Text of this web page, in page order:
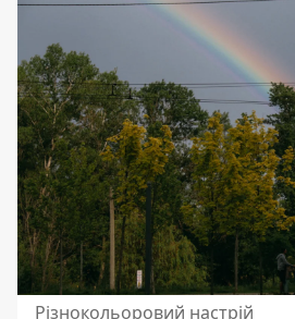
Різнокольоровий настрій